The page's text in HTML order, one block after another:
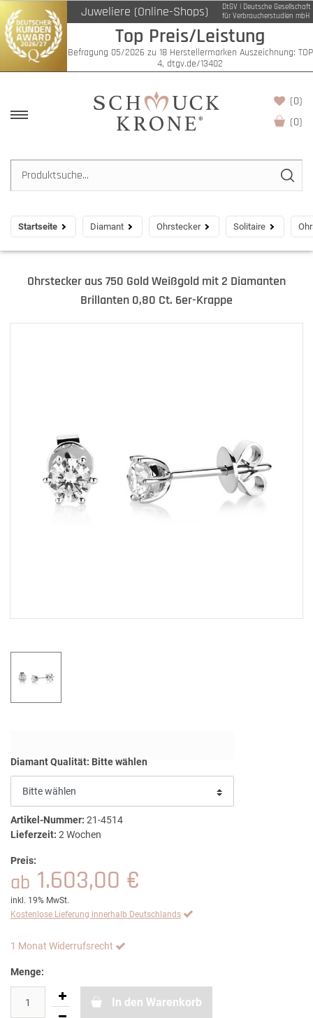
Juweliere (Online-Shops)
DtGV | Deutsche Gesellschaft
für Verbraucherstudien mbH
Top Preis/Leistung
Befragung 05/2026 zu 18 Herstellermarken Auszeichnung: TOP
4, dtgv.de/13402
(0)
(0)
Startseite Diamant Ohrstecker Solitaire
Ohrstecker aus 750 Gold Weißgold mit 2 Diamanten
Brillanten 0,80 Ct. 6er-Krappe
Diamant Qualität: Bitte wählen
Artikel-Nummer: 21-4514
Lieferzeit: 2 Wochen
Preis:
ab 1.603,00 €
inkl. 19% MwSt.
Kostenlose Lieferung innerhalb Deutschlands
1 Monat Widerrufsrecht
Menge:
In den Warenkorb